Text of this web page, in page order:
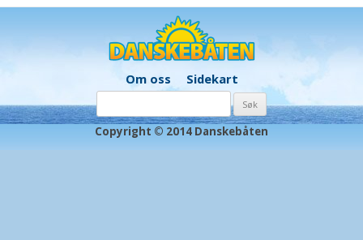
Om oss Sidekart
etter:
Copyright © 2014 Danskebåten